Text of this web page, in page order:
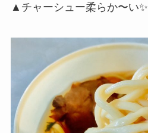
▲チャーシュー柔らか〜い✨